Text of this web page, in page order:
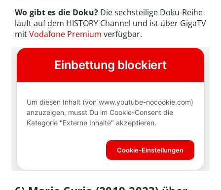
Wo gibt es die Doku? Die sechsteilige Doku-Reihe
läuft auf dem HISTORY Channel und ist über GigaTV
mitVodafone Premium verfügbar.